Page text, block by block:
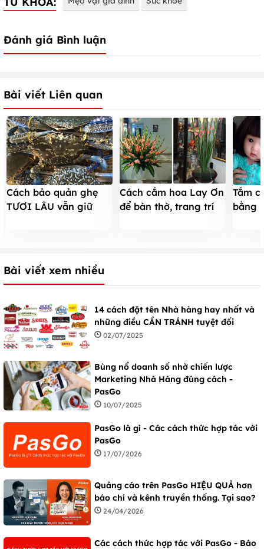
Đánh giá Bình luận
Bài viết Liên quan
Cách bảo quản ghẹ
TƯƠI LÂU vẫn giữ
Cách cắm hoa Lay Ơn
để bàn thờ, trang trí
Tắm
bằng
Bài viết xem nhiều
14 cách đặt tên Nhà hàng hay nhất và
những điều CẦN TRÁNH tuyệt đối
02/07/2025
Bùng nổ doanh số nhờ chiến lược
Marketing Nhà Hàng đúng cách -
PasGo
10/07/2025
PasGo là gì - Các cách thức hợp tác với
PasGo
17/07/2026
Quảng cáo trên PasGo HIỆU QUẢ hơn
báo chí và kênh truyền thống. Tại sao?
24/04/2026
Các cách thức hợp tác với PasGo - Báo